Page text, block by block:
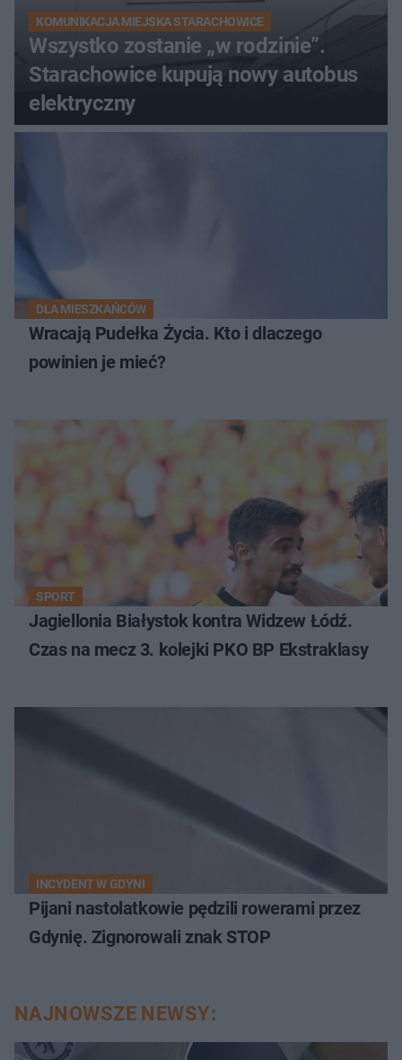
KOMUNIKACJA MIEJSKA STARACHOWICE
Wszystko zostanie „w rodzinie”.
Starachowice kupują nowy autobus
elektryczny
DLA MIESZKAŃCÓW
Wracają Pudełka Życia. Kto i dlaczego
powinien je mieć?
SPORT
Jagiellonia Białystok kontra Widzew Łódź.
Czas na mecz 3. kolejki PKO BP Ekstraklasy
INCYDENT W GDYNI
Pijani nastolatkowie pędzili rowerami przez
Gdynię. Zignorowali znak STOP
NAJNOWSZE NEWSY: